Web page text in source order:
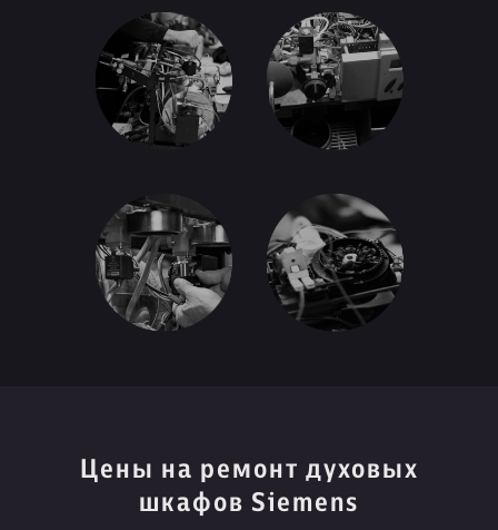
Цены на ремонт духовых
шкафов Siemens